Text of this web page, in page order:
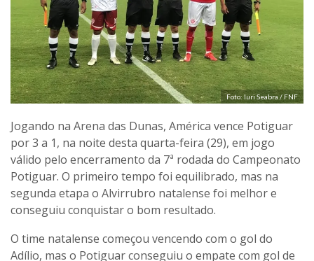
Foto: Iuri Seabra / FNF
Jogando na Arena das Dunas, América vence Potiguar
por 3 a 1, na noite desta quarta-feira (29), em jogo
válido pelo encerramento da 7ª rodada do Campeonato
Potiguar. O primeiro tempo foi equilibrado, mas na
segunda etapa o Alvirrubro natalense foi melhor e
conseguiu conquistar o bom resultado.
O time natalense começou vencendo com o gol do
Adílio, mas o Potiguar conseguiu o empate com gol de